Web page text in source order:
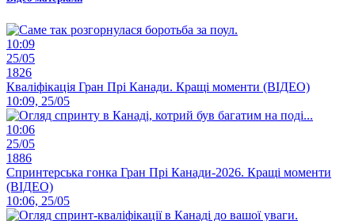
10:09
25/05
1826
Кваліфікація Гран Прі Канади. Кращі моменти (ВІДЕО)
10:09, 25/05
10:06
25/05
1886
Спринтерська гонка Гран Прі Канади-2026. Кращі моменти
(ВІДЕО)
10:06, 25/05